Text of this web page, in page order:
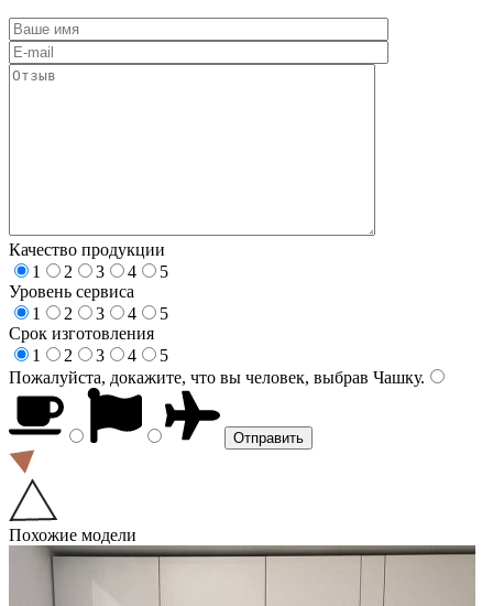
Качество продукции
1
2 3 4
5
Уровень сервиса
1
2 3 4
5
Срок изготовления
1
2 3 4
5
Пожалуйста, докажите, что вы человек, выбрав Чашку.
Похожие модели